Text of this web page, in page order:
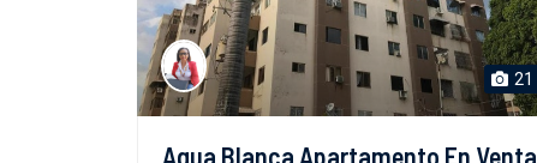
21
Agua Blanca Apartamento En Venta